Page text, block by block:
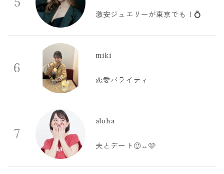
激安ジュエリーが東京でも！💍
6
miki
恋愛バライティー
7
aloha
夫とデート🙂‍↔️🩷